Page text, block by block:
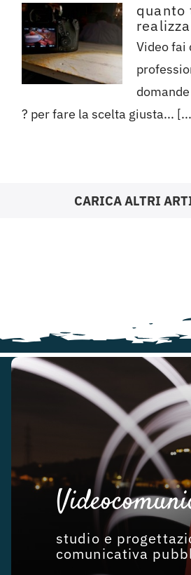
quanto
Video fai
? per fare la scelta giusta...
CARICA ALTRI
studio e
comunicativa